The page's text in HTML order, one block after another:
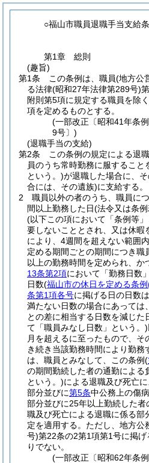
○福山市職員退職手当支給
第1章
総則
(趣旨)
第1条
この条例は、職員(地方公
る法律(昭和27年法律第289号)
附則第5項に規定する職員を除
項を定めるものとする。
(一部改正〔昭和41年条
9号〕)
(退職手当の支給)
第2条
この条例の規定による退職
員のうち常時勤務に服すること
という。)が退職した場合に、
合には、その遺族)に支給する。
2
職員以外の者のうち、職員に
間以上勤務した日(法令又は条
(以下この項において「条例等
要しないこととされ、又は休暇
により、4週間を超えない範囲
定める期間ごとの期間につき職
以上の勤務時間を定められ、か
13条第2項において「勤務日数
日数(福山市の休日を定める条例
条第1項各号に掲げる日の日数
満たない日数の場合にあっては
との差に相当する日数を減じた
て「職員みなし日数」という。)
月を超えるに至ったもので、そ
き続き当該勤務時間により勤務
は、職員とみなして、この条例(
の期間勤続した者の通勤による
という。)による退職及び死亡
部分並びに第5条中公務上の傷
部分並びに25年以上勤続した
職及び死亡による退職に係る部
定を適用する。 ただし、地方公
号)第22条の2第1項第1号に掲
りでない。
(一部改正〔昭和62年条